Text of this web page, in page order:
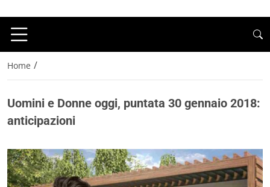
Home /
Uomini e Donne oggi, puntata 30 gennaio 2018:
anticipazioni